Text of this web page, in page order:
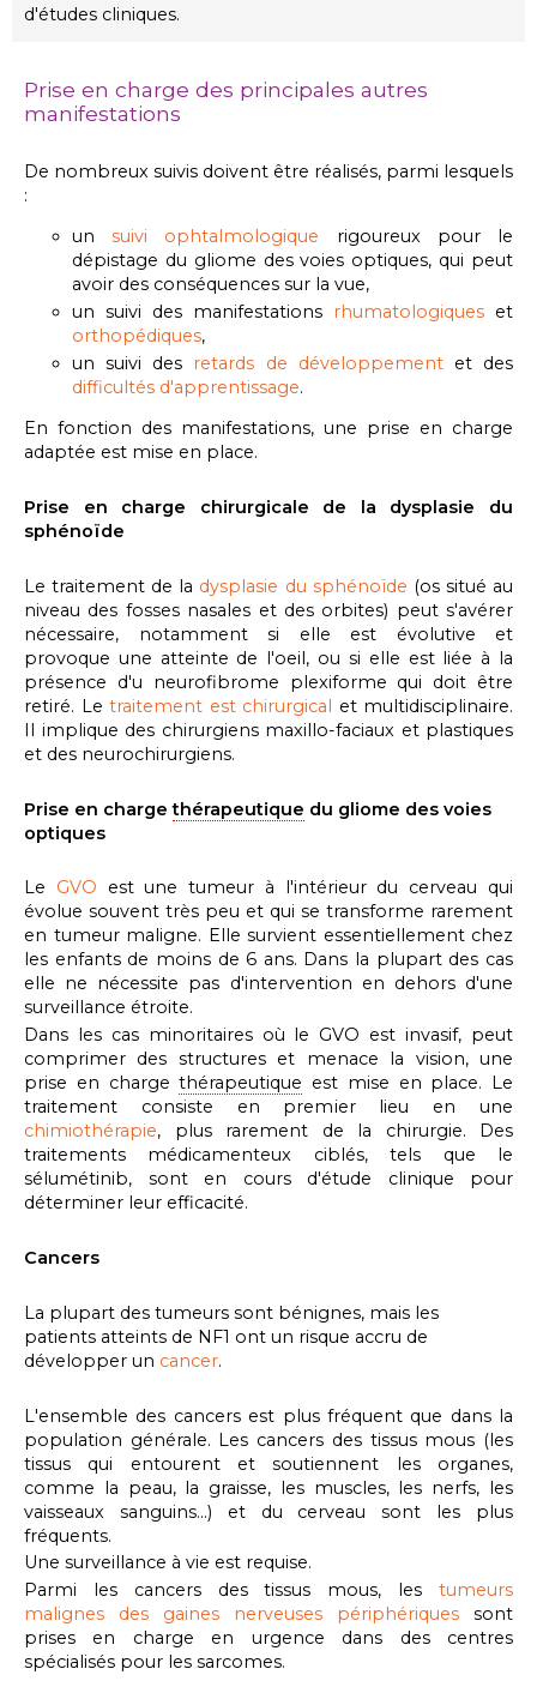
d'études cliniques.
Prise en charge des principales autres
manifestations
De nombreux suivis doivent être réalisés, parmi lesquels
:
unsuivi ophtalmologique rigoureux pour le
dépistage du gliome des voies optiques, qui peut
avoir des conséquences sur la vue,
un suivi des manifestations rhumatologiques et
orthopédiques,
un suivi des retards de développement et des
difficultés d'apprentissage.
En fonction des manifestations, une prise en charge
adaptée est mise en place.
Prise en charge chirurgicale de la dysplasie du
sphénoïde
Le traitement de la dysplasie du sphénoïde (os situé au
niveau des fosses nasales et des orbites) peut s'avérer
nécessaire, notamment si elle est évolutive et
provoque une atteinte de l'oeil, ou si elle est liée à la
présence d'u neurofibrome plexiforme qui doit être
retiré. Le traitement est chirurgical et multidisciplinaire.
Il implique des chirurgiens maxillo-faciaux et plastiques
et des neurochirurgiens.
Prise en chargethérapeutique du gliome des voies
optiques
Le GVO est une tumeur à l'intérieur du cerveau qui
évolue souvent très peu et qui se transforme rarement
en tumeur maligne. Elle survient essentiellement chez
les enfants de moins de 6 ans. Dans la plupart des cas
elle ne nécessite pas d'intervention en dehors d'une
surveillance étroite.
Dans les cas minoritaires où le GVO est invasif, peut
comprimer des structures et menace la vision, une
prise en chargethérapeutique est mise en place. Le
traitement consiste en premier lieu en une
chimiothérapie, plus rarement de la chirurgie. Des
traitements médicamenteux ciblés, tels que le
sélumétinib, sont en cours d'étude clinique pour
déterminer leur efficacité.
Cancers
La plupart des tumeurs sont bénignes, mais les
patients atteints de NF1 ont un risque accru de
développer un cancer.
L'ensemble des cancers est plus fréquent que dans la
population générale. Les cancers des tissus mous (les
tissus qui entourent et soutiennent les organes,
comme la peau, la graisse, les muscles, les nerfs, les
vaisseaux sanguins...) et du cerveau sont les plus
fréquents.
Une surveillance à vie est requise.
Parmi les cancers des tissus mous, les tumeurs
malignes des gaines nerveuses périphériques sont
prises en charge en urgence dans des centres
spécialisés pour les sarcomes.